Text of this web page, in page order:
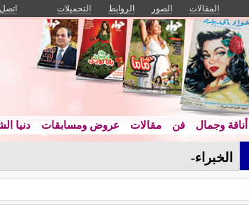
المقالات الصور الروابط التحميلات اتصل
أناقة وجمال فن مقالات عروض ومسابقات دنيا
الخبراء يكشفون: أس_